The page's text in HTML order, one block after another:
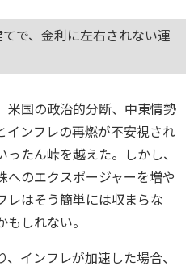
で、金利に左右されない運
米国の政治的分断、中東情勢
インフレの再燃が不安視され
たん峠を越えた。しかし、
へのエクスポージャーを増や
レはそう簡単には収まらな
しれない。
インフレが加速した場合、